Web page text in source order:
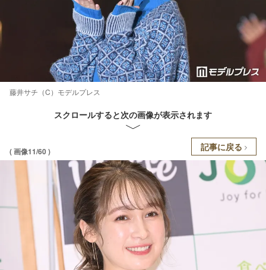
藤井サチ（C）モデルプレス
スクロールすると次の画像が表示されます
( 画像11/60 ) 記事に戻る